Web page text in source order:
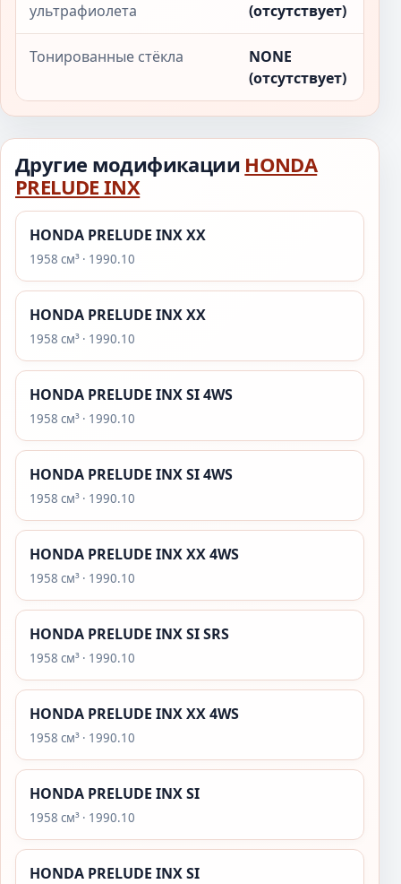
ультрафиолета
(отсутствует)
Тонированные стёкла
NONE
(отсутствует)
Другие модификации HONDA
PRELUDE INX
HONDA PRELUDE INX XX
1958 см³ · 1990.10
HONDA PRELUDE INX XX
1958 см³ · 1990.10
HONDA PRELUDE INX SI 4WS
1958 см³ · 1990.10
HONDA PRELUDE INX SI 4WS
1958 см³ · 1990.10
HONDA PRELUDE INX XX 4WS
1958 см³ · 1990.10
HONDA PRELUDE INX SI SRS
1958 см³ · 1990.10
HONDA PRELUDE INX XX 4WS
1958 см³ · 1990.10
HONDA PRELUDE INX SI
1958 см³ · 1990.10
HONDA PRELUDE INX SI